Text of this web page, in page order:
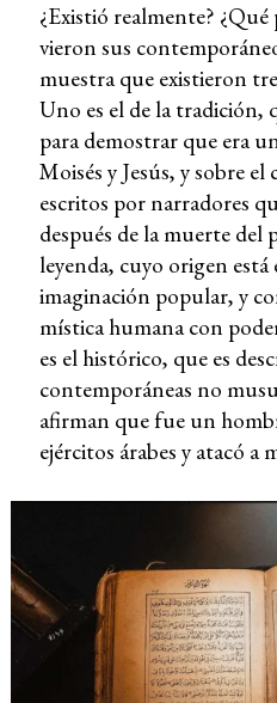
¿Existió realmente?
vieron sus
muestra que existieron
Uno es el de la tradición,
para demostrar que era
Moisés y Jesús, y sobre
escritos por narradores
después de la muerte del
leyenda, cuyo origen
imaginación popular, y
mística humana con
es el histórico, que es
contemporáneas no
afirman que fue un
ejércitos árabes y atacó a